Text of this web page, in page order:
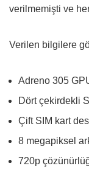
verilmemişti ve
Verilen bilgilere
Adreno 305
Dört çekirdekli
Çift SIM kart
8 megapiksel
720p